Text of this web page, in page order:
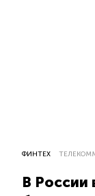
ФИНТЕХ
В России